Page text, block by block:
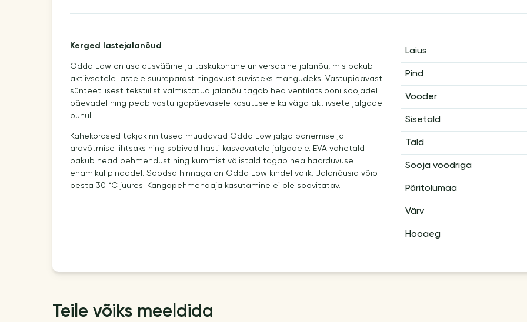
Kerged lastejalanõud
Odda Low on usaldusväärne ja taskukohane universaalne jalanõu, mis pakub
aktiivsetele lastele suurepärast hingavust suvisteks mängudeks. Vastupidavast
sünteetilisest tekstiilist valmistatud jalanõu tagab hea ventilatsiooni soojadel
päevadel ning peab vastu igapäevasele kasutusele ka väga aktiivsete jalgade
puhul.
Kahekordsed takjakinnitused muudavad Odda Low jalga panemise ja
äravõtmise lihtsaks ning sobivad hästi kasvavatele jalgadele. EVA vahetald
pakub head pehmendust ning kummist välistald tagab hea haarduvuse
enamikul pindadel. Soodsa hinnaga on Odda Low kindel valik. Jalanõusid võib
pesta 30 °C juures. Kangapehmendaja kasutamine ei ole soovitatav.
Laius
Pind
Vooder
Sisetald
Tald
Sooja voodriga
Päritolumaa
Värv
Hooaeg
Teile võiks meeldida